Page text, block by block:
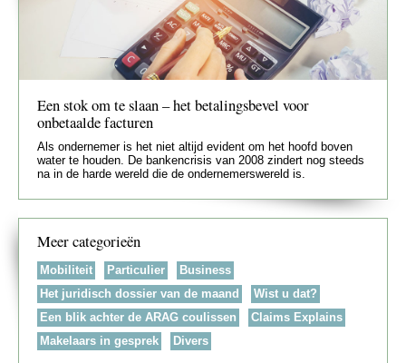
Een stok om te slaan – het betalingsbevel voor
onbetaalde facturen
Als ondernemer is het niet altijd evident om het hoofd boven
water te houden. De bankencrisis van 2008 zindert nog steeds
na in de harde wereld die de ondernemerswereld is.
Meer categorieën
Mobiliteit Particulier
Business
Het juridisch dossier van de maand
Wist u dat?
Een blik achter de ARAG coulissen
Claims Explains
Makelaars in gesprek
Divers